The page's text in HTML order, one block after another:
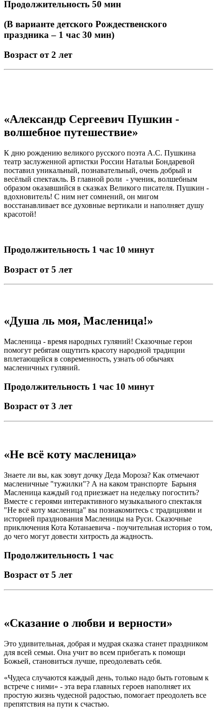
Продолжительность 50 мин
(В варианте детского Рождественского
праздника – 1 час 30 мин)
Возраст от 2 лет
«Александр Сергеевич Пушкин -
волшебное путешествие»
К дню рождению великого русского поэта А.С. Пушкина
театр заслуженной артистки России Натальи Бондаревой
поставил уникальный, познавательный, очень добрый и
весёлый спектакль. В главной роли - ученик, волшебным
образом оказавшийся в сказках Великого писателя. Пушкин -
вдохновитель! С ним нет сомнений, он мигом
восстанавливает все духовные вертикали и наполняет душу
красотой!
Продолжительность 1 час 10 минут
Возраст от 5 лет
«Душа ль моя, Масленица!»
Масленица - время народных гуляний! Сказочные герои
помогут ребятам ощутить красоту народной традиции
вплетающейся в современность, узнать об обычаях
масленичных гуляний.
Продолжительность 1 час 10 минут
Возраст от 3 лет
«Не всё коту масленица»
Знаете ли вы, как зовут дочку Деда Мороза? Как отмечают
масленичные "тужилки"? А на каком транспорте Барыня
Масленица каждый год приезжает на недельку погостить?
Вместе с героями интерактивного музыкального спектакля
"Не всё коту масленица" вы познакомитесь с традициями и
историей празднования Масленицы на Руси. Сказочные
приключения Кота Котанаевича - поучительная история о том,
до чего могут довести хитрость да жадность.
Продолжительность 1 час
Возраст от 5 лет
«Сказание о любви и верности»
Это удивительная, добрая и мудрая сказка станет праздником
для всей семьи. Она учит во всем прибегать к помощи
Божьей, становиться лучше, преодолевать себя.
«Чудеса случаются каждый день, только надо быть готовым к
встрече с ними» - эта вера главных героев наполняет их
простую жизнь чудесной радостью, помогает преодолеть все
препятствия на пути к счастью.